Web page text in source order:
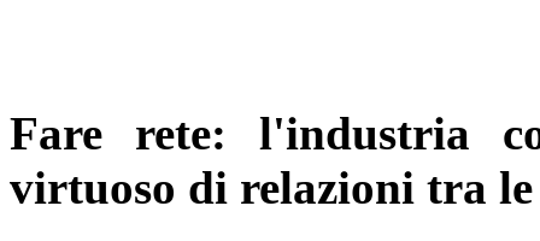
Fare rete: l'industria
virtuoso di relazioni tra